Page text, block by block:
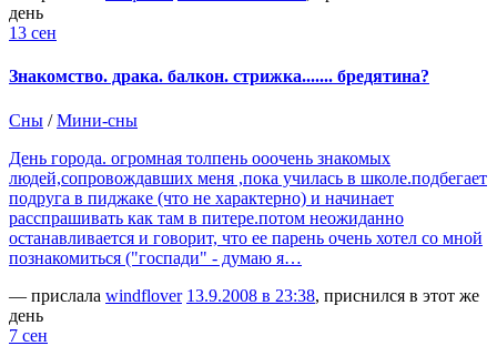
день
13 сен
Знакомство. драка. балкон. стрижка....... бредятина?
Сны /Мини-сны
День города. огромная толпень ооочень знакомых
людей,сопровождавших меня ,пока училась в школе.подбегает
подруга в пиджаке (что не характерно) и начинает
расспрашивать как там в питере.потом неожиданно
останавливается и говорит, что ее парень очень хотел со мной
познакомиться ("госпади" - думаю я…
— прислала windflover 13.9.2008 в 23:38, приснился в этот же
день
7 сен